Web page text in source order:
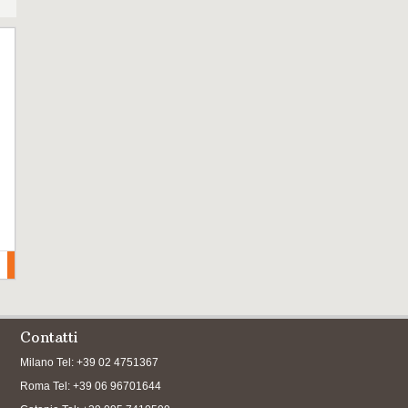
Contatti
Milano Tel: +39 02 4751367
Roma Tel: +39 06 96701644